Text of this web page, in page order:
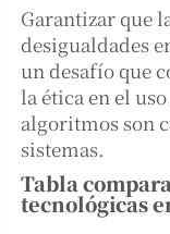
Garantizar que
desigualdades
un desafío que
la ética en el
algoritmos son
sistemas.
Tabla
tecnológicas